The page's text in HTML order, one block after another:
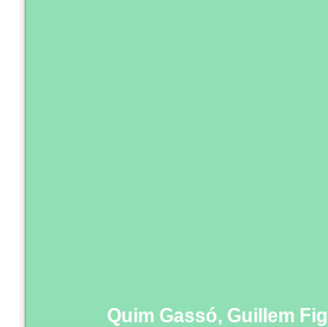
Quim Gassó, Guillem